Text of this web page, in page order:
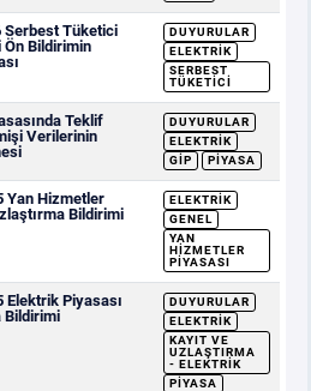
Serbest Tüketici
Bildirimin
DUYURULAR
ELEKTRIK
SERBEST
TÜKETICI
Teklif
Verilerinin
DUYURULAR
ELEKTRIK
GİP
PIYASA
Yan Hizmetler
Bildirimi
ELEKTRIK
GENEL
YAN
HIZMETLER
PIYASASI
Elektrik Piyasası
Bildirimi
DUYURULAR
ELEKTRIK
KAYIT VE
UZLAŞTIRMA
- ELEKTRIK
PIYASA